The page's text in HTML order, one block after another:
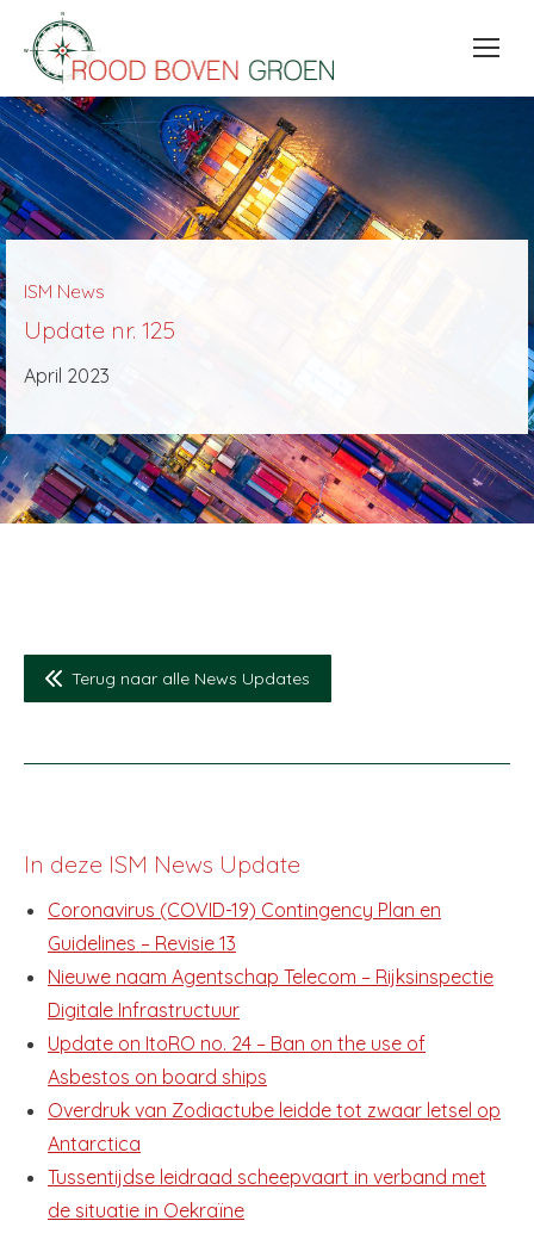
ISM News
Update nr. 125
April 2023
Terug naar alle News Updates
In deze ISM News Update
Coronavirus (COVID-19) Contingency Plan en
Guidelines – Revisie 13
Nieuwe naam Agentschap Telecom – Rijksinspectie
Digitale Infrastructuur
Update on ItoRO no. 24 – Ban on the use of
Asbestos on board ships
Overdruk van Zodiactube leidde tot zwaar letsel op
Antarctica
Tussentijdse leidraad scheepvaart in verband met
de situatie in Oekraïne